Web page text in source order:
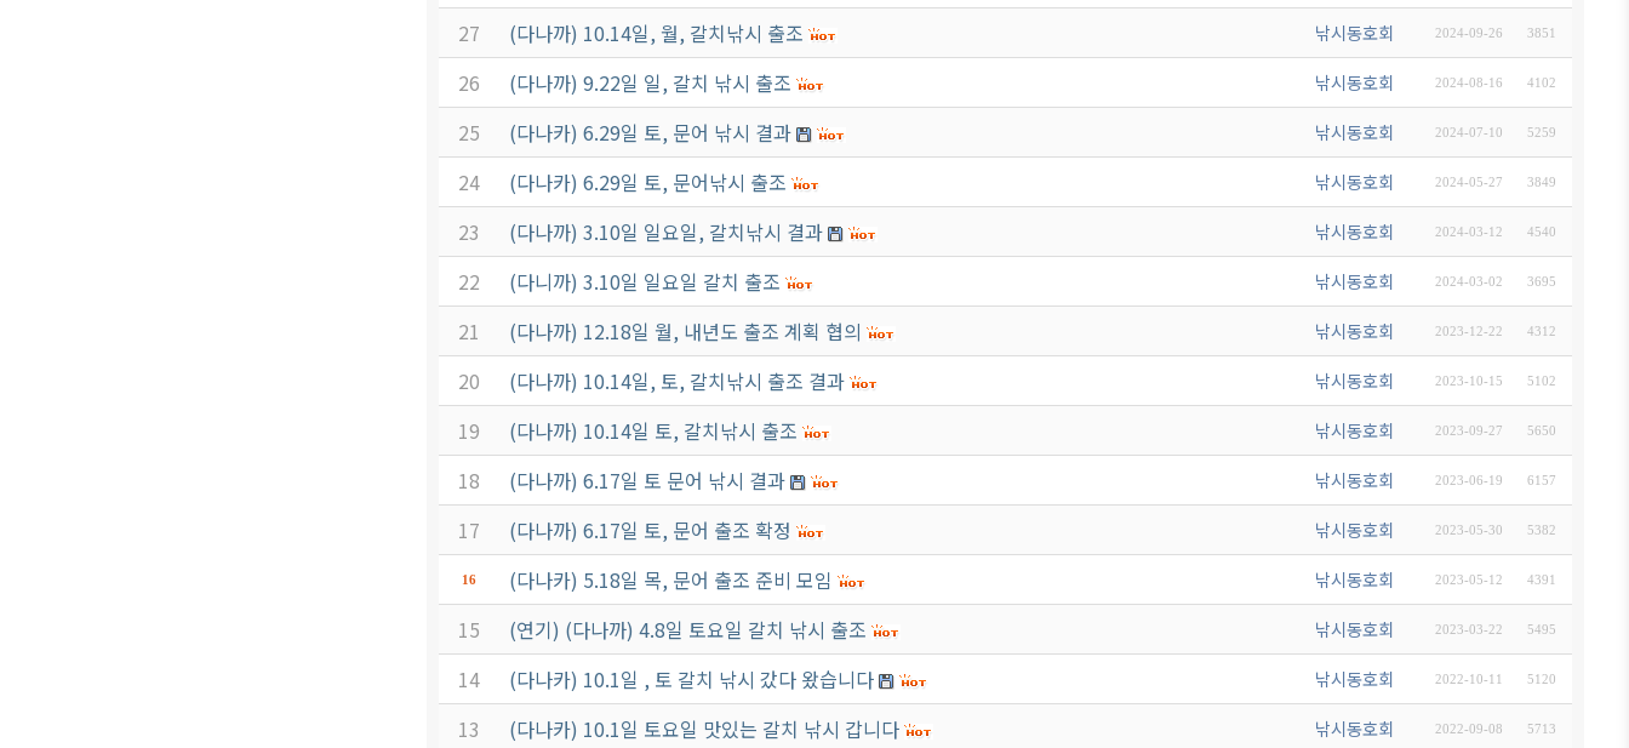
27 (다나까) 10.14일, 월, 갈치낚시 출조 낚시동호회 2024-09-26 3851
26 (다나까) 9.22일 일, 갈치 낚시 출조 낚시동호회 2024-08-16 4102
25 (다나카) 6.29일 토, 문어 낚시 결과 낚시동호회 2024-07-10 5259
24 (다나카) 6.29일 토, 문어낚시 출조 낚시동호회 2024-05-27 3849
23 (다나까) 3.10일 일요일, 갈치낚시 결과 낚시동호회 2024-03-12 4540
22 (다니까) 3.10일 일요일 갈치 출조 낚시동호회 2024-03-02 3695
21 (다나까) 12.18일 월, 내년도 출조 계획 협의 낚시동호회 2023-12-22 4312
20 (다나까) 10.14일, 토, 갈치낚시 출조 결과 낚시동호회 2023-10-15 5102
19 (다나까) 10.14일 토, 갈치낚시 출조 낚시동호회 2023-09-27 5650
18 (다나까) 6.17일 토 문어 낚시 결과 낚시동호회 2023-06-19 6157
17 (다나까) 6.17일 토, 문어 출조 확정 낚시동호회 2023-05-30 5382
16 (다나카) 5.18일 목, 문어 출조 준비 모임 낚시동호회 2023-05-12 4391
15 (연기) (다나까) 4.8일 토요일 갈치 낚시 출조 낚시동호회 2023-03-22 5495
14 (다나카) 10.1일 , 토 갈치 낚시 갔다 왔습니다 낚시동호회 2022-10-11 5120
13 (다나카) 10.1일 토요일 맛있는 갈치 낚시 갑니다 낚시동호회 2022-09-08 5713